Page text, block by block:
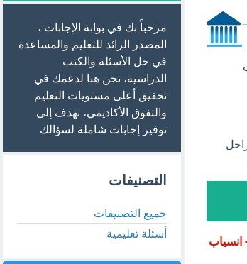
مرحباً بك في بوابة الإجابات ،
المصدر الرائد للتعليم والمساعدة
في حل الأسئلة والكتب
الدراسية، نحن هنا لدعمك في
تحقيق أعلى مستويات التعليم
والتفوق الأكاديمي، نهدف إلى
توفير إجابات شاملة لسؤالك
التصنيفات
جميع التصنيفات
أسئلة تعليمية